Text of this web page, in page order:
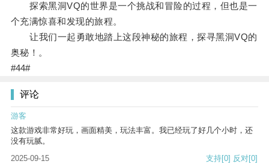
探索黑洞VQ的世界是一个挑战和冒险的过程，但也是一
个充满惊喜和发现的旅程。
让我们一起勇敢地踏上这段神秘的旅程，探寻黑洞VQ的
奥秘！。
#44#
评论
游客
这款游戏非常好玩，画面精美，玩法丰富。我已经玩了好几个小时，还
没有玩腻。
2025-09-15
支持[0] 反对[0]